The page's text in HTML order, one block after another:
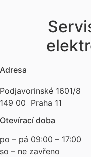
Adresa
Podjavorinské 1601/8
149 00 Praha 11
Otevírací doba
po – pá 09:00 – 17:00
so – ne zavřeno